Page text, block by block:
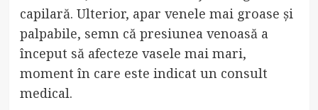
capilară. Ulterior, apar venele mai groase și
palpabile, semn că presiunea venoasă a
început să afecteze vasele mai mari,
moment în care este indicat un consult
medical.